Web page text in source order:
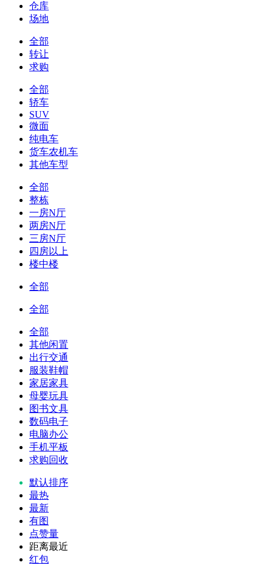
仓库
场地
全部
转让
求购
全部
轿车
SUV
微面
纯电车
货车农机车
其他车型
全部
整栋
一房N厅
两房N厅
三房N厅
四房以上
楼中楼
全部
全部
全部
其他闲置
出行交通
服装鞋帽
家居家具
母婴玩具
图书文具
数码电子
电脑办公
手机平板
求购回收
默认排序
最热
最新
有图
点赞量
距离最近
红包